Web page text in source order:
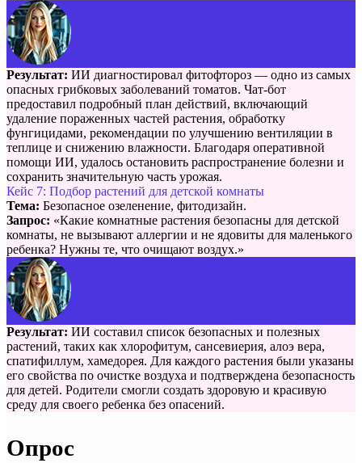
Результат: ИИ диагностировал фитофтороз — одно из самых
опасных грибковых заболеваний томатов. Чат-бот
предоставил подробный план действий, включающий
удаление пораженных частей растения, обработку
фунгицидами, рекомендации по улучшению вентиляции в
теплице и снижению влажности. Благодаря оперативной
помощи ИИ, удалось остановить распространение болезни и
сохранить значительную часть урожая.
Кейс 7: Подбор растений для детской комнаты
Тема: Безопасное озеленение, фитодизайн.
Запрос: «Какие комнатные растения безопасны для детской
комнаты, не вызывают аллергии и не ядовиты для маленького
ребенка? Нужны те, что очищают воздух.»
Результат: ИИ составил список безопасных и полезных
растений, таких как хлорофитум, сансевиерия, алоэ вера,
спатифиллум, хамедорея. Для каждого растения были указаны
его свойства по очистке воздуха и подтверждена безопасность
для детей. Родители смогли создать здоровую и красивую
среду для своего ребенка без опасений.
Опрос